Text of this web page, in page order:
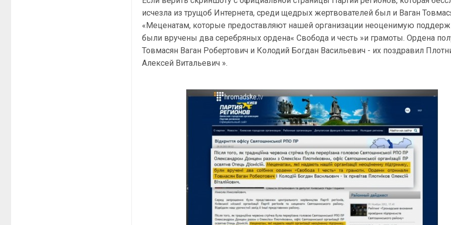
исчезла из трущоб Интернета, среди щедрых жертвователей был и Ваган
«Меценатам, которые предоставляют нашей организации неоценимую
были вручены два серебряных ордена« Свобода и честь »и грамоты. Ордена
Товмасян Ваган Робертович и Колодий Богдан Васильевич - их поздравил
Алексей Витальевич ».